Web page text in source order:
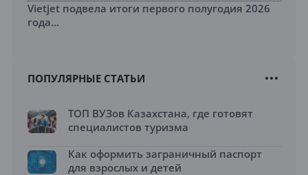
Vietjet подвела итоги первого полугодия 2026
года...
ПОПУЛЯРНЫЕ СТАТЬИ
ТОП ВУЗов Казахстана, где готовят
специалистов туризма
Как оформить заграничный паспорт
для взрослых и детей